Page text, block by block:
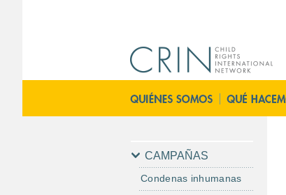
á
CAMPAÑAS
Condenas inhumanas